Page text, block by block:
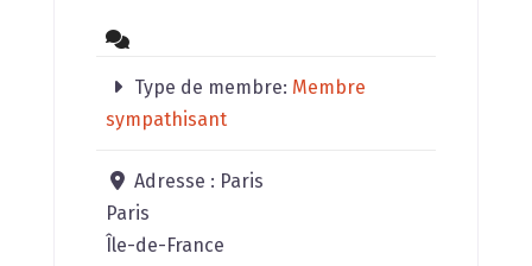
Type de membre: Membre
sympathisant
Adresse : Paris
Paris
Île-de-France